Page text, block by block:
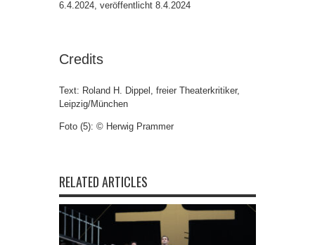
6.4.2024, veröffentlicht 8.4.2024
Credits
Text: Roland H. Dippel, freier Theaterkritiker,
Leipzig/München
Foto (5): © Herwig Prammer
RELATED ARTICLES